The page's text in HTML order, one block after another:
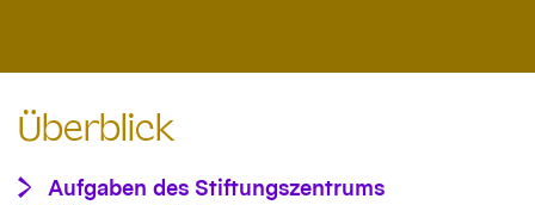
Überblick
Aufgaben des Stiftungszentrums